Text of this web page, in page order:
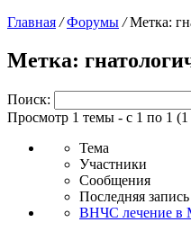
Главная / Форумы / Метка:
Метка:
Поиск:
Просмотр 1 темы - с 1 по 1 (1
Тема
Участники
Сообщения
Последняя запись
ВНЧС лечение в